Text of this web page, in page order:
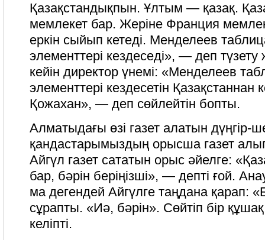
Қазақстандықпын. Ұлтым — қазақ.
мемлекет бар. Жеріне Франция
еркін сыйып кетеді. Менделеев
элементтері кездеседі», — деп
кейін директор үнемі: «Менделеев
элементтері кездесетін Қазақстаннан
Қожахан», — деп сөйлейтін бопты.
Алматыдағы өзі газет алатын дүңгір-
қандастарымыздың орысша газет
Айгүл газет сататын орыс әйелге:
бар, бәрін беріңізші», — депті ғой.
ма дегендей Айгүлге таңдана қарап:
сұрапты. «Иә, бәрін». Сөйтіп бір
келіпті.